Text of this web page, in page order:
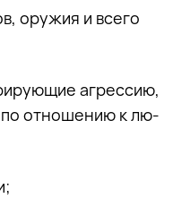
ору­жия и все­го
агрес­сию,
по от­но­ше­нию к лю­